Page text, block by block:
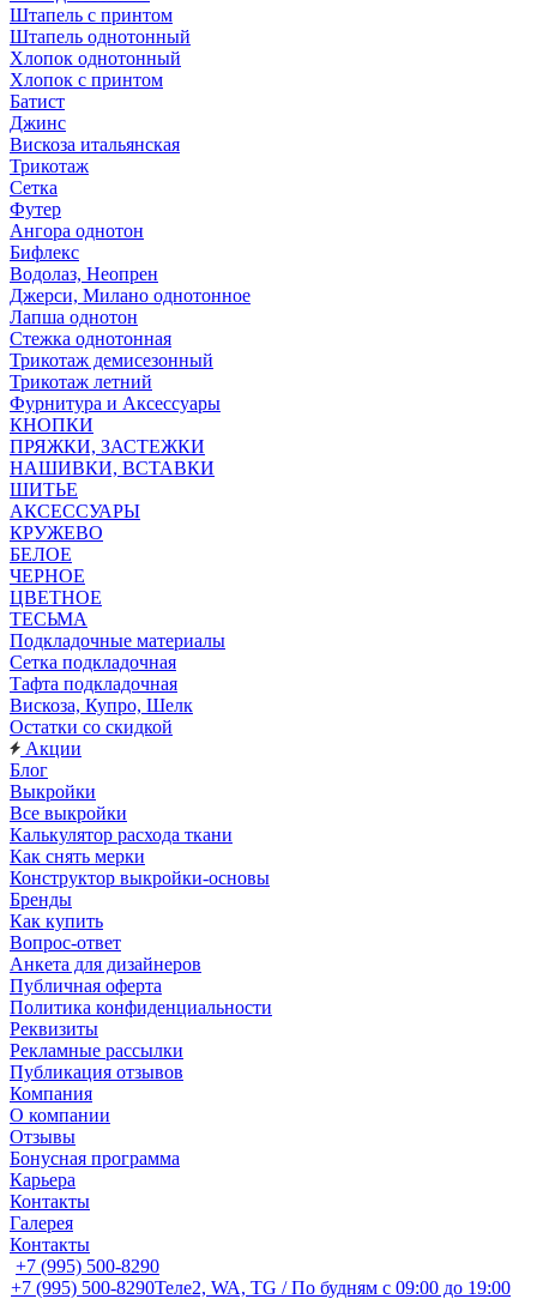
Штапель с принтом
Штапель однотонный
Хлопок однотонный
Хлопок с принтом
Батист
Джинс
Вискоза итальянская
Трикотаж
Сетка
Футер
Ангора однотон
Бифлекс
Водолаз, Неопрен
Джерси, Милано однотонное
Лапша однотон
Стежка однотонная
Трикотаж демисезонный
Трикотаж летний
Фурнитура и Аксессуары
КНОПКИ
ПРЯЖКИ, ЗАСТЕЖКИ
НАШИВКИ, ВСТАВКИ
ШИТЬЕ
АКСЕССУАРЫ
КРУЖЕВО
БЕЛОЕ
ЧЕРНОЕ
ЦВЕТНОЕ
ТЕСЬМА
Подкладочные материалы
Сетка подкладочная
Тафта подкладочная
Вискоза, Купро, Шелк
Остатки со скидкой
Акции
Блог
Выкройки
Все выкройки
Калькулятор расхода ткани
Как снять мерки
Конструктор выкройки-основы
Бренды
Как купить
Вопрос-ответ
Анкета для дизайнеров
Публичная оферта
Политика конфиденциальности
Реквизиты
Рекламные рассылки
Публикация отзывов
Компания
О компании
Отзывы
Бонусная программа
Карьера
Контакты
Галерея
Контакты
+7 (995) 500-8290
+7 (995) 500-8290Теле2, WA, TG / По будням c 09:00 до 19:00